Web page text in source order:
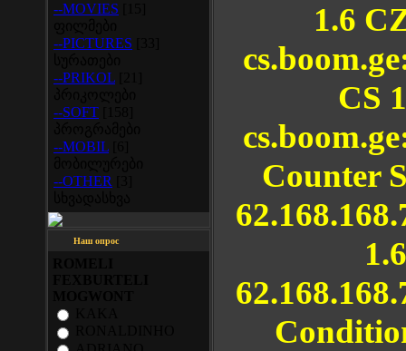
--MOVIES
--PICTURES
--PRIKOL
--SOFT
--MOBIL
--OTHER
Наш опрос
1.6
CS
Counter